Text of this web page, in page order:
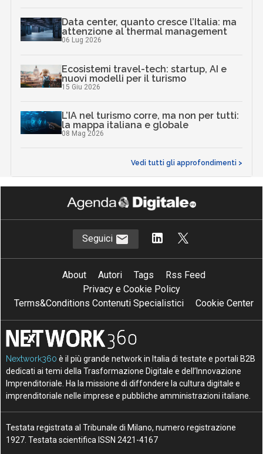
Data center, quanto cresce l’Italia: ma
attenzione al thermal management
06 Lug 2026
Ecosistemi travel-tech: startup, AI e
nuovi modelli per il turismo
15 Giu 2026
L’IA nel turismo corre, ma non per tutti:
la mappa italiana e globale
08 Mag 2026
Vedi tutti gli approfondimenti >
Seguici
About Autori Tags
Rss Feed
Privacy e Cookie Policy
Terms&Conditions Contenuti Specialistici
Cookie Center
Nextwork360 è il più grande network in Italia di testate e portali B2B
dedicati ai temi della Trasformazione Digitale e dell’Innovazione
Imprenditoriale. Ha la missione di diffondere la cultura digitale e
imprenditoriale nelle imprese e pubbliche amministrazioni italiane.
Testata registrata al Tribunale di Milano, numero registrazione
1927. Testata scientifica ISSN 2421-4167